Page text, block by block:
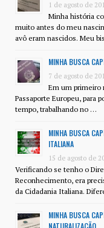
1 de agosto de
Minha história
muito antes do meu
avô eram nascidos. Meu
MINHA BUSCA
7 de agosto de
Em um primeiro
Passaporte Europeu, para
tempo, trabalhando no …
MINHA BUSCA
ITALIANA
15 de agosto de
Verificando se tenho o
Reconhecimento, era
da Cidadania Italiana.
MINHA BUSCA
NATURALIZAÇÃO